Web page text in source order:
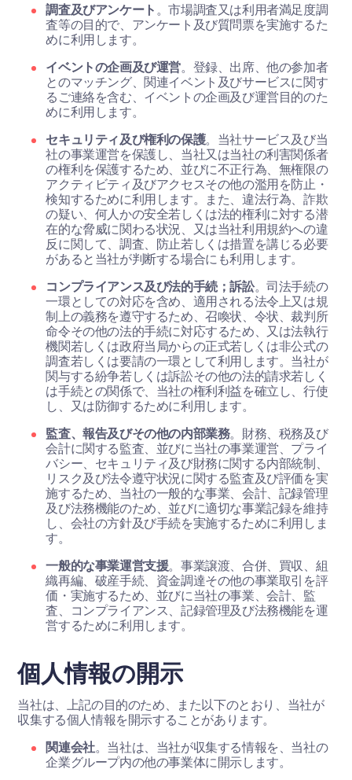
調査及びアンケート。市場調査又は利用者満足度調
査等の目的で、アンケート及び質問票を実施するた
めに利用します。
イベントの企画及び運営。登録、出席、他の参加者
とのマッチング、関連イベント及びサービスに関す
るご連絡を含む、イベントの企画及び運営目的のた
めに利用します。
セキュリティ及び権利の保護。当社サービス及び当
社の事業運営を保護し、当社又は当社の利害関係者
の権利を保護するため、並びに不正行為、無権限の
アクティビティ及びアクセスその他の濫用を防止・
検知するために利用します。また、違法行為、詐欺
の疑い、何人かの安全若しくは法的権利に対する潜
在的な脅威に関わる状況、又は当社利用規約への違
反に関して、調査、防止若しくは措置を講じる必要
があると当社が判断する場合にも利用します。
コンプライアンス及び法的手続；訴訟。司法手続の
一環としての対応を含め、適用される法令上又は規
制上の義務を遵守するため、召喚状、令状、裁判所
命令その他の法的手続に対応するため、又は法執行
機関若しくは政府当局からの正式若しくは非公式の
調査若しくは要請の一環として利用します。当社が
関与する紛争若しくは訴訟その他の法的請求若しく
は手続との関係で、当社の権利利益を確立し、行使
し、又は防御するために利用します。
監査、報告及びその他の内部業務。財務、税務及び
会計に関する監査、並びに当社の事業運営、プライ
バシー、セキュリティ及び財務に関する内部統制、
リスク及び法令遵守状況に関する監査及び評価を実
施するため、当社の一般的な事業、会計、記録管理
及び法務機能のため、並びに適切な事業記録を維持
し、会社の方針及び手続を実施するために利用しま
す。
一般的な事業運営支援。事業譲渡、合併、買収、組
織再編、破産手続、資金調達その他の事業取引を評
価・実施するため、並びに当社の事業、会計、監
査、コンプライアンス、記録管理及び法務機能を運
営するために利用します。
個人情報の開示
当社は、上記の目的のため、また以下のとおり、当社が
収集する個人情報を開示することがあります。
関連会社。当社は、当社が収集する情報を、当社の
企業グループ内の他の事業体に開示します。